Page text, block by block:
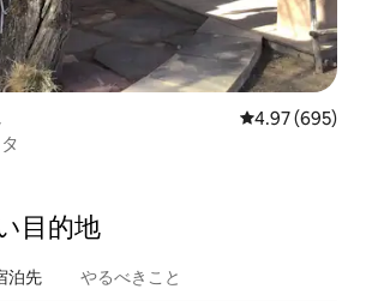
レビュー695
4.97 (695)
目⁠的⁠地
泊⁠先 やるべきこと